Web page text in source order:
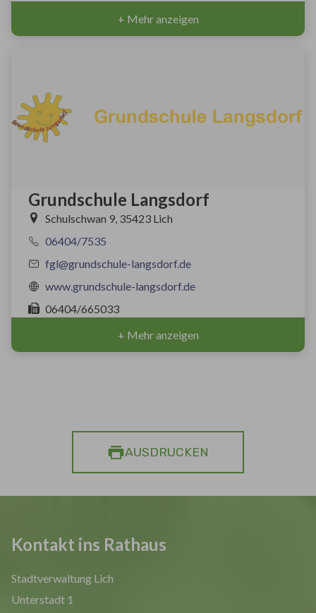
+ Mehr anzeigen
Grundschule Langsdorf
Schulschwan 9, 35423 Lich
06404/7535
fgl@grundschule-langsdorf.de
www.grundschule-langsdorf.de
06404/665033
+ Mehr anzeigen
AUSDRUCKEN
Kontakt ins Rathaus
Stadtverwaltung Lich
Unterstadt 1